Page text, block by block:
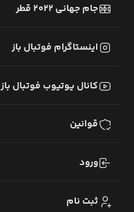
جام جهانی 2022 قطر
اینستاگرام فوتبال باز
کانال یوتیوب فوتبال باز
قوانین
ورود
ثبت نام